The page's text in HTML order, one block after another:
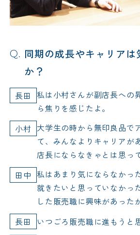
同期の成長やキャリアは
か？
長田
私は小村さんが副店長への
ら焦りを感じたよ。
小村 大学生の時から無印良品で
て、みんなよりキャリアが
店長にならなきゃとは思っ
田中 私はあまり気にならなかっ
就きたいと思っていなかっ
した販売職に興味があった
長田
いつごろ販売職に進もうと